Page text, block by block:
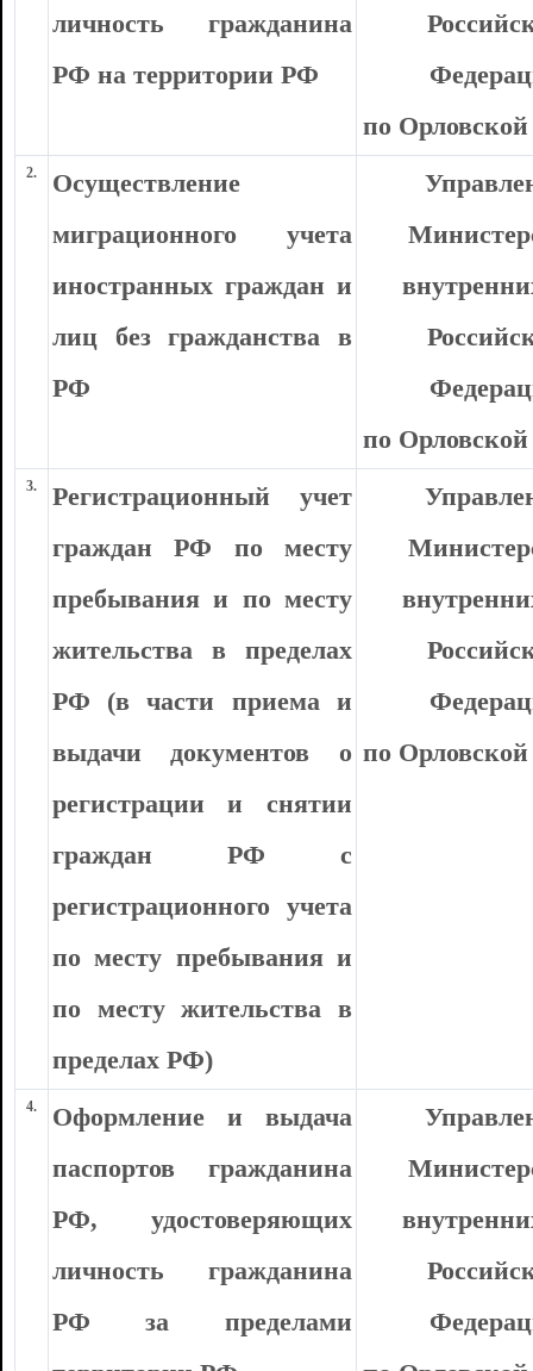
личность гражданина
РФ на территории РФ
по Орловской
2.
Осуществление
миграционного учета
иностранных граждан и
лиц без гражданства в
РФ
по Орловской
3.
Регистрационный учет
граждан РФ по месту
пребывания и по месту
жительства в пределах
РФ (в части приема и
выдачи документов о
регистрации и снятии
граждан РФ с
регистрационного учета
по месту пребывания и
по месту жительства в
пределах РФ)
по Орловской
4.
Оформление и выдача
паспортов гражданина
РФ, удостоверяющих
личность гражданина
РФ за пределами